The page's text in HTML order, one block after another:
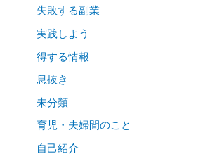
失敗する副業
実践しよう
得する情報
息抜き
未分類
育児・夫婦間のこと
自己紹介